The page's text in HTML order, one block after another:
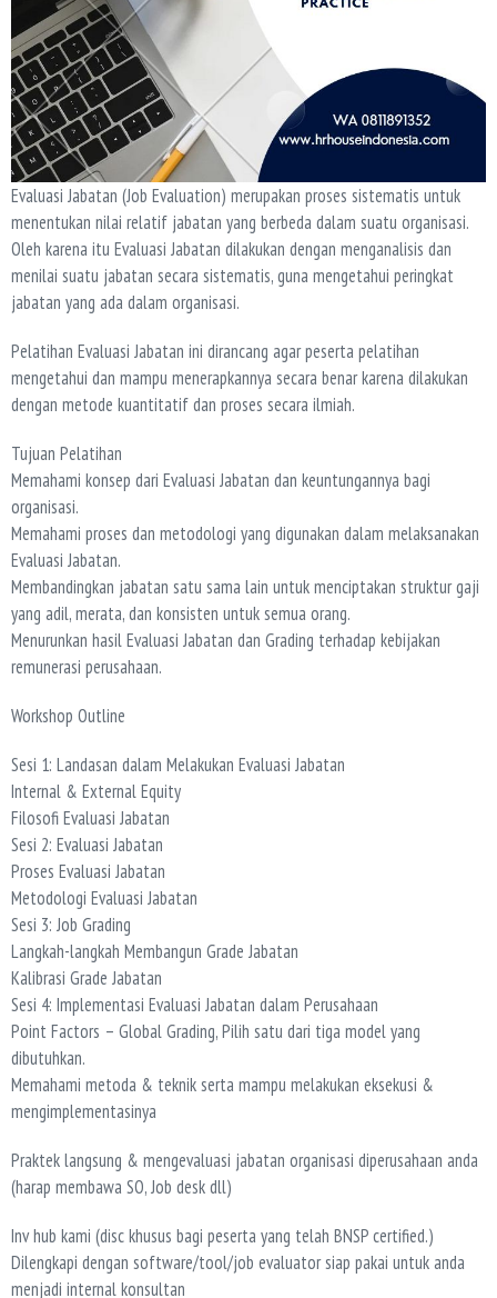
Evaluasi Jabatan (Job Evaluation) merupakan proses sistematis untuk
menentukan nilai relatif jabatan yang berbeda dalam suatu organisasi.
Oleh karena itu Evaluasi Jabatan dilakukan dengan menganalisis dan
menilai suatu jabatan secara sistematis, guna mengetahui peringkat
jabatan yang ada dalam organisasi.
Pelatihan Evaluasi Jabatan ini dirancang agar peserta pelatihan
mengetahui dan mampu menerapkannya secara benar karena dilakukan
dengan metode kuantitatif dan proses secara ilmiah.
Tujuan Pelatihan
Memahami konsep dari Evaluasi Jabatan dan keuntungannya bagi
organisasi.
Memahami proses dan metodologi yang digunakan dalam melaksanakan
Evaluasi Jabatan.
Membandingkan jabatan satu sama lain untuk menciptakan struktur gaji
yang adil, merata, dan konsisten untuk semua orang.
Menurunkan hasil Evaluasi Jabatan dan Grading terhadap kebijakan
remunerasi perusahaan.
Workshop Outline
Sesi 1: Landasan dalam Melakukan Evaluasi Jabatan
Internal & External Equity
Filosofi Evaluasi Jabatan
Sesi 2: Evaluasi Jabatan
Proses Evaluasi Jabatan
Metodologi Evaluasi Jabatan
Sesi 3: Job Grading
Langkah-langkah Membangun Grade Jabatan
Kalibrasi Grade Jabatan
Sesi 4: Implementasi Evaluasi Jabatan dalam Perusahaan
Point Factors – Global Grading, Pilih satu dari tiga model yang
dibutuhkan.
Memahami metoda & teknik serta mampu melakukan eksekusi &
mengimplementasinya
Praktek langsung & mengevaluasi jabatan organisasi diperusahaan anda
(harap membawa SO, Job desk dll)
Inv hub kami (disc khusus bagi peserta yang telah BNSP certified.)
Dilengkapi dengan software/tool/job evaluator siap pakai untuk anda
menjadi internal konsultan